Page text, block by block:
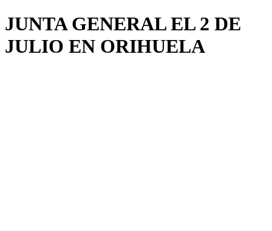
JUNTA GENERAL EL 2 DE
JULIO EN ORIHUELA